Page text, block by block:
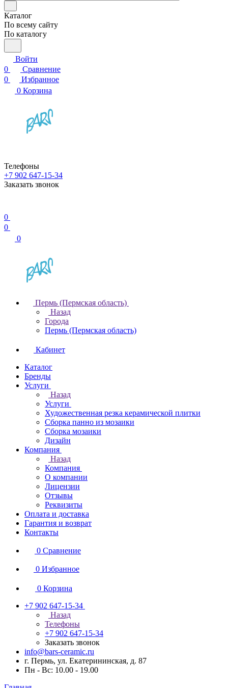
Каталог
По всему сайту
По каталогу
Войти
0
Сравнение
0
Избранное
0 Корзина
Телефоны
+7 902 647-15-34
Заказать звонок
0
0
0
Пермь (Пермская область)
Назад
Города
Пермь (Пермская область)
Кабинет
Каталог
Бренды
Услуги
Назад
Услуги
Художественная резка керамической плитки
Сборка панно из мозаики
Сборка мозаики
Дизайн
Компания
Назад
Компания
О компании
Лицензии
Отзывы
Реквизиты
Оплата и доставка
Гарантия и возврат
Контакты
0 Сравнение
0 Избранное
0 Корзина
+7 902 647-15-34
Назад
Телефоны
+7 902 647-15-34
Заказать звонок
info@bars-ceramic.ru
г. Пермь, ул. Екатерининская, д. 87
Пн - Вс: 10.00 - 19.00